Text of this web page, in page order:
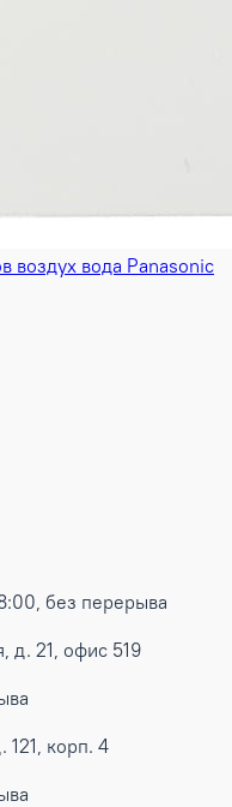
воздух вода Panasonic
без перерыва
д. 21, офис 519
121, корп. 4